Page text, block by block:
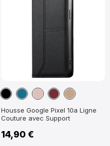
NoirBleuOr Vin Marron
Housse Google Pixel 10a Ligne
Couture avec Support
14,90 €